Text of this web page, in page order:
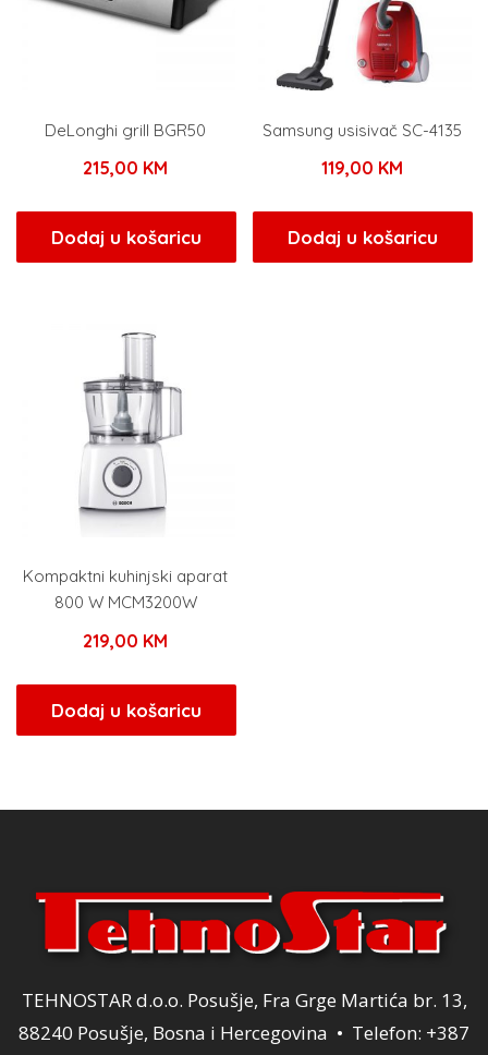
DeLonghi grill BGR50
215,00 KM
Dodaj u košaricu
Samsung usisivač SC-4135
119,00 KM
Dodaj u košaricu
Kompaktni kuhinjski aparat
800 W MCM3200W
219,00 KM
Dodaj u košaricu
TEHNOSTAR d.o.o. Posušje, Fra Grge Martića br. 13,
88240 Posušje, Bosna i Hercegovina • Telefon: +387